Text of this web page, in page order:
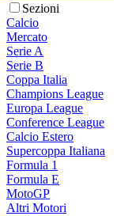
Sezioni
Calcio
Mercato
Serie A
Serie B
Coppa Italia
Champions League
Europa League
Conference League
Calcio Estero
Supercoppa Italiana
Formula 1
Formula E
MotoGP
Altri Motori